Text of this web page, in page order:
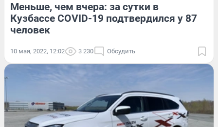
Меньше, чем вчера: за сутки в
Кузбассе COVID-19 подтвердился у 87
человек
10 мая, 2022, 12:02 3 230 Обсудить